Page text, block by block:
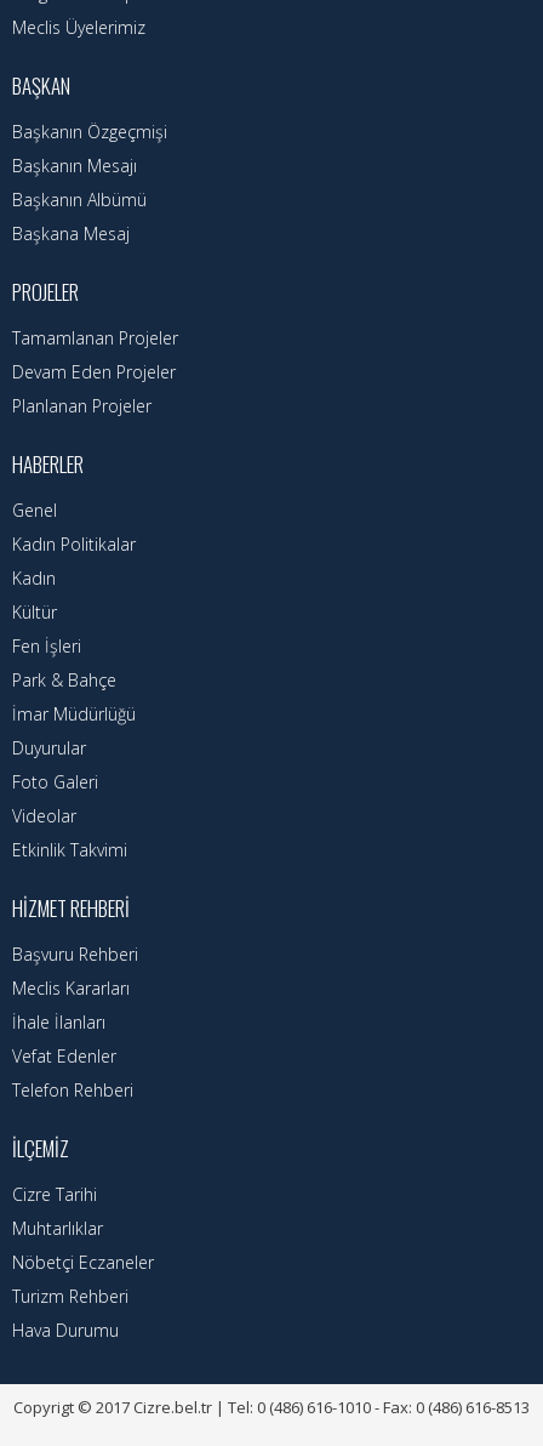
Meclis Üyelerimiz
BAŞKAN
Başkanın Özgeçmişi
Başkanın Mesajı
Başkanın Albümü
Başkana Mesaj
PROJELER
Tamamlanan Projeler
Devam Eden Projeler
Planlanan Projeler
HABERLER
Genel
Kadın Politikalar
Kadın
Kültür
Fen İşleri
Park & Bahçe
İmar Müdürlüğü
Duyurular
Foto Galeri
Videolar
Etkinlik Takvimi
HIZMET REHBERI
Başvuru Rehberi
Meclis Kararları
İhale İlanları
Vefat Edenler
Telefon Rehberi
İLÇEMIZ
Cizre Tarihi
Muhtarlıklar
Nöbetçi Eczaneler
Turizm Rehberi
Hava Durumu
Copyrigt © 2017 Cizre.bel.tr | Tel: 0 (486) 616-1010 - Fax: 0 (486) 616-8513